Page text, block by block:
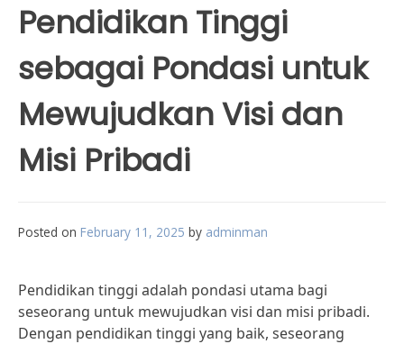
Pendidikan Tinggi
sebagai Pondasi untuk
Mewujudkan Visi dan
Misi Pribadi
Posted on February 11, 2025 by adminman
Pendidikan tinggi adalah pondasi utama bagi
seseorang untuk mewujudkan visi dan misi pribadi.
Dengan pendidikan tinggi yang baik, seseorang